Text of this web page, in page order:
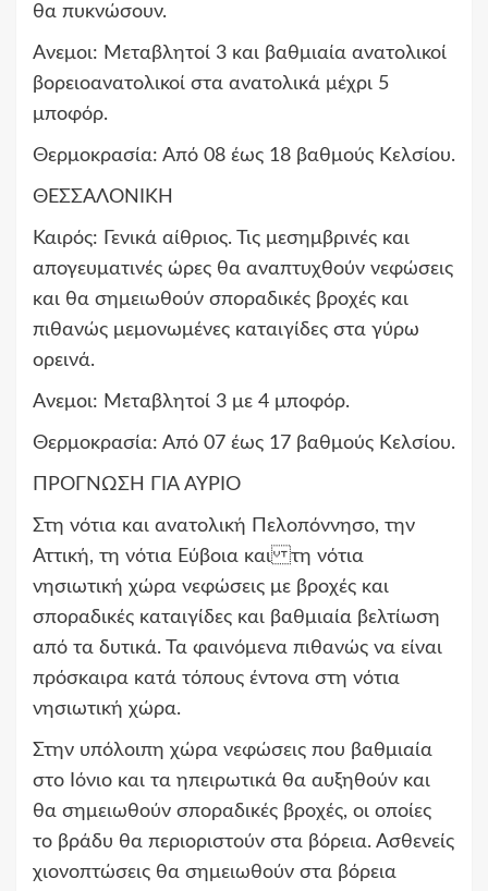
θα πυκνώσουν.
Aνεμοι: Μεταβλητοί 3 και βαθμιαία ανατολικοί
βορειοανατολικοί στα ανατολικά μέχρι 5
μποφόρ.
Θερμοκρασία: Από 08 έως 18 βαθμούς Κελσίου.
ΘΕΣΣΑΛΟΝΙΚΗ
Καιρός: Γενικά αίθριος. Τις μεσημβρινές και
απογευματινές ώρες θα αναπτυχθούν νεφώσεις
και θα σημειωθούν σποραδικές βροχές και
πιθανώς μεμονωμένες καταιγίδες στα γύρω
ορεινά.
Aνεμοι: Μεταβλητοί 3 με 4 μποφόρ.
Θερμοκρασία: Από 07 έως 17 βαθμούς Κελσίου.
ΠΡΟΓΝΩΣΗ ΓΙΑ ΑΥΡΙΟ
Στη νότια και ανατολική Πελοπόννησο, την
Αττική, τη νότια Εύβοια και τη νότια
νησιωτική χώρα νεφώσεις με βροχές και
σποραδικές καταιγίδες και βαθμιαία βελτίωση
από τα δυτικά. Τα φαινόμενα πιθανώς να είναι
πρόσκαιρα κατά τόπους έντονα στη νότια
νησιωτική χώρα.
Στην υπόλοιπη χώρα νεφώσεις που βαθμιαία
στο Ιόνιο και τα ηπειρωτικά θα αυξηθούν και
θα σημειωθούν σποραδικές βροχές, οι οποίες
το βράδυ θα περιοριστούν στα βόρεια. Ασθενείς
χιονοπτώσεις θα σημειωθούν στα βόρεια